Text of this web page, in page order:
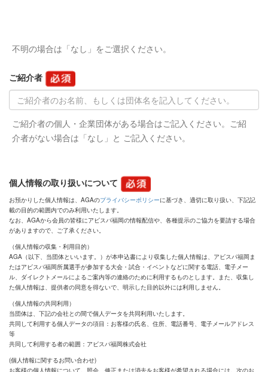
不明の場合は「なし」をご選択ください。
ご紹介者
ご紹介者の個人・企業団体がある場合はご記入ください。ご紹
介者がない場合は「なし」と ご記入ください。
個人情報の取り扱いについて
お預かりした個人情報は、AGAのプライバシーポリシーに基づき、適切に取り扱い、下記記
載の目的の範囲内でのみ利用いたします。
なお、AGAから会員の皆様にアビスパ福岡の情報配信や、各種提示のご協力を要請する場合
がありますので、ご了承ください。
（個人情報の収集・利用目的）
AGA（以下、当団体といいます。）が本申込書により収集した個人情報は、アビスパ福岡ま
たはアビスパ福岡所属選手が参加する大会・試合・イベントなどに関する電話、電子メー
ル、ダイレクトメールによるご案内等の連絡のために利用するものとします。また、収集し
た個人情報は、提供者の同意を得ないで、明示した目的以外には利用しません。
（個人情報の共同利用）
当団体は、下記の会社との間で個人データを共同利用いたします。
共同して利用する個人データの項目：お客様の氏名、住所、電話番号、電子メールアドレス
等
共同して利用する者の範囲：アビスパ福岡株式会社
(個人情報に関するお問い合わせ)
お客様の個人情報について、照会、修正または消去をお客様が希望される場合には、次のお